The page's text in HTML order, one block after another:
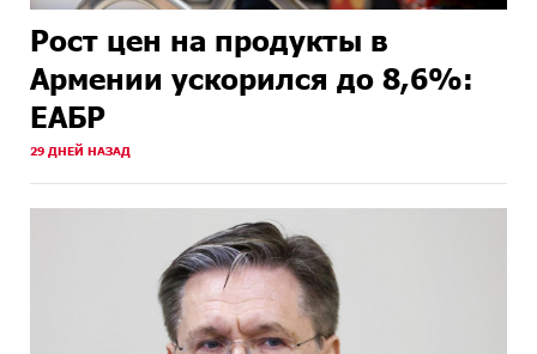
Рост цен на продукты в
Армении ускорился до 8,6%:
ЕАБР
29 ДНЕЙ НАЗАД